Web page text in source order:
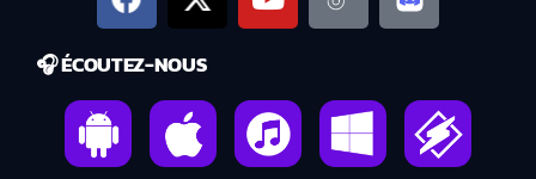
🎧 ÉCOUTEZ-NOUS